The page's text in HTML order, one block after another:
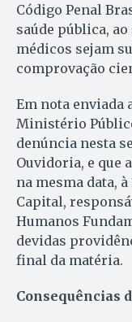
Código Penal
saúde pública,
médicos sejam
comprovação
Em nota enviada
Ministério
denúncia nesta
Ouvidoria, e que
na mesma data,
Capital,
Humanos
devidas
final da matéria.
Consequências